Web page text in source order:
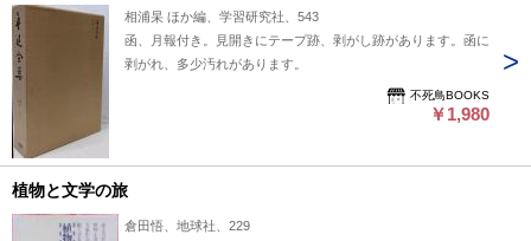
相浦杲 ほか編、学習研究社、543
函、月報付き。見開きにテープ跡、剥がし跡があります。函に
剥がれ、多少汚れがあります。
不死鳥BOOKS
￥1,980
植物と文学の旅
倉田悟、地球社、229